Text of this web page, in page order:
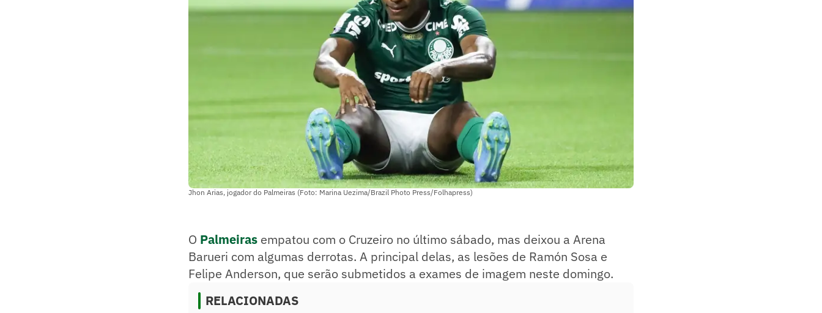
Jhon Arias, jogador do Palmeiras (Foto: Marina Uezima/Brazil Photo Press/Folhapress)
O Palmeiras empatou com o Cruzeiro no último sábado, mas deixou a Arena
Barueri com algumas derrotas. A principal delas, as lesões de Ramón Sosa e
Felipe Anderson, que serão submetidos a exames de imagem neste domingo.
RELACIONADAS